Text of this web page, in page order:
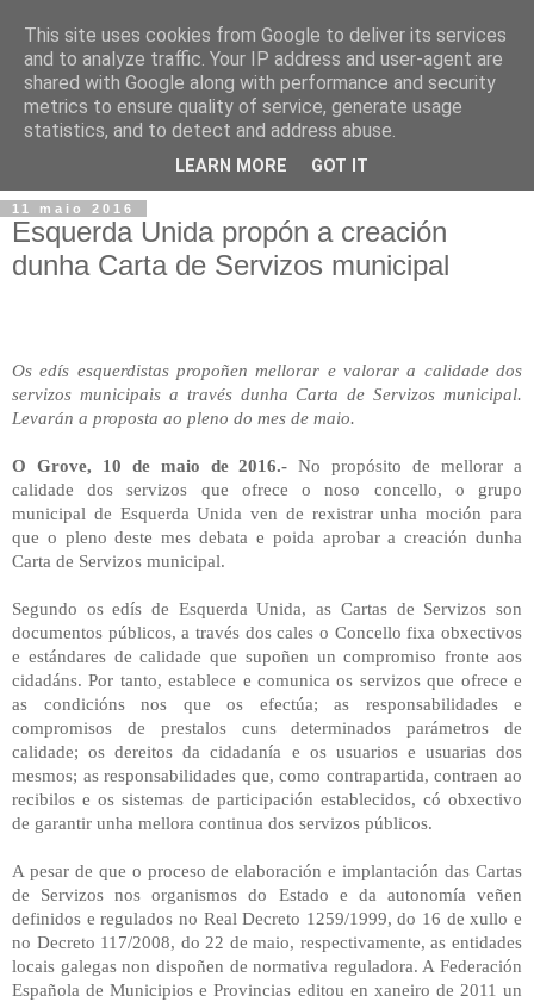
11 maio 2016
Esquerda Unida propón a creación
dunha Carta de Servizos municipal
Os edís esquerdistas propoñen mellorar e valorar a calidade dos
servizos municipais a través dunha Carta de Servizos municipal.
Levarán a proposta ao pleno do mes de maio.
O Grove, 10 de maio de 2016.-No propósito de mellorar a
calidade dos servizos que ofrece o noso concello, o grupo
municipal de Esquerda Unida ven de rexistrar unha moción para
que o pleno deste mes debata e poida aprobar a creación dunha
Carta de Servizos municipal.
Segundo os edís de Esquerda Unida, as Cartas de Servizos son
documentos públicos, a través dos cales o Concello fixa obxectivos
e estándares de calidade que supoñen un compromiso fronte aos
cidadáns. Por tanto, establece e comunica os servizos que ofrece e
as condicións nos que os efectúa; as responsabilidades e
compromisos de prestalos cuns determinados parámetros de
calidade; os dereitos da cidadanía e os usuarios e usuarias dos
mesmos; as responsabilidades que, como contrapartida, contraen ao
recibilos e os sistemas de participación establecidos, có obxectivo
de garantir unha mellora continua dos servizos públicos.
A pesar de que o proceso de elaboración e implantación das Cartas
de Servizos nos organismos do Estado e da autonomía veñen
definidos e regulados no Real Decreto 1259/1999, do 16 de xullo e
no Decreto 117/2008, do 22 de maio, respectivamente, as entidades
locais galegas non dispoñen de normativa reguladora. A Federación
Española de Municipios e Provincias editou en xaneiro de 2011 un
This site uses cookies from Google to deliver its services
and to analyze traffic. Your IP address and user-agent are
shared with Google along with performance and security
metrics to ensure quality of service, generate usage
statistics, and to detect and address abuse.
LEARN MORE GOT IT